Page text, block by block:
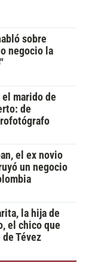
sobre
negocio la
el marido de
de
el ex novio
un negocio
la hija de
el chico que
Tévez